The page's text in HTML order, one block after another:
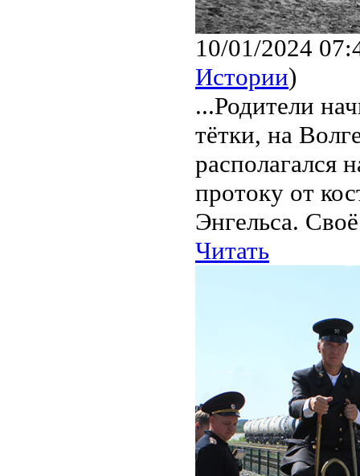
10/01/2024
Истории)
...Родители
тётки, на
располагался
протоку от
Энгельса.
Читать